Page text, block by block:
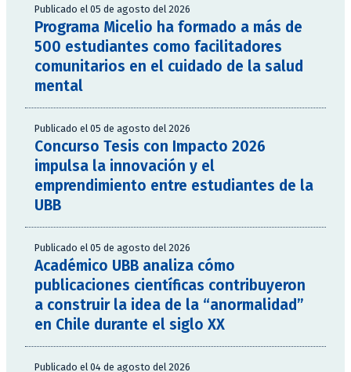
Publicado el 05 de agosto del 2026
Programa Micelio ha formado a más de
500 estudiantes como facilitadores
comunitarios en el cuidado de la salud
mental
Publicado el 05 de agosto del 2026
Concurso Tesis con Impacto 2026
impulsa la innovación y el
emprendimiento entre estudiantes de la
UBB
Publicado el 05 de agosto del 2026
Académico UBB analiza cómo
publicaciones científicas contribuyeron
a construir la idea de la “anormalidad”
en Chile durante el siglo XX
Publicado el 04 de agosto del 2026